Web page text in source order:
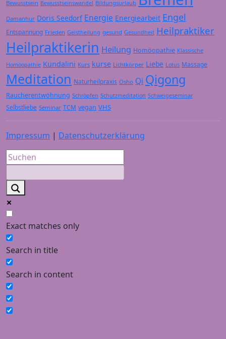
Bewusstsein Bewusstseinswandel Bildungsurlaub
Damanhur Doris Seedorf Energie Energiearbeit Engel
Entspannung Frieden Geistheilung gesund Gesundheit Heilpraktiker
Heilpraktikerin Heilung Homöopathie Klassische
Homöopathie Kundalini Kurs kurse Lichtkörper Liebe Lotus Massage
Meditation Naturheilpraxis Osho Qi Qigong
Raucherentwöhnung Schröpfen Schutzmeditation Schweigeseminar
Selbstliebe Seminar TCM vegan VHS
Impressum | Datenschutzerklärung
Exact matches only
Search in title
Search in content